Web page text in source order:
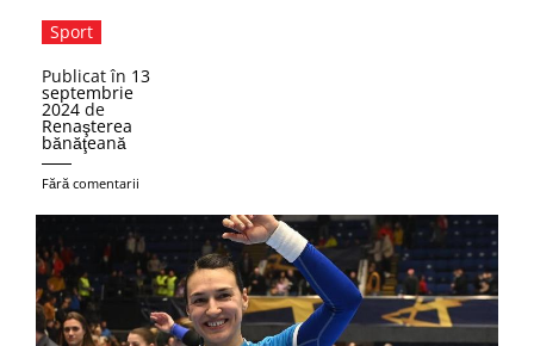
Sport
Publicat în 13
septembrie
2024 de
Renaşterea
bănăţeană
Fără comentarii